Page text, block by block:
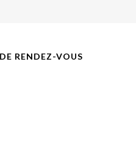
RENDEZ-VOUS